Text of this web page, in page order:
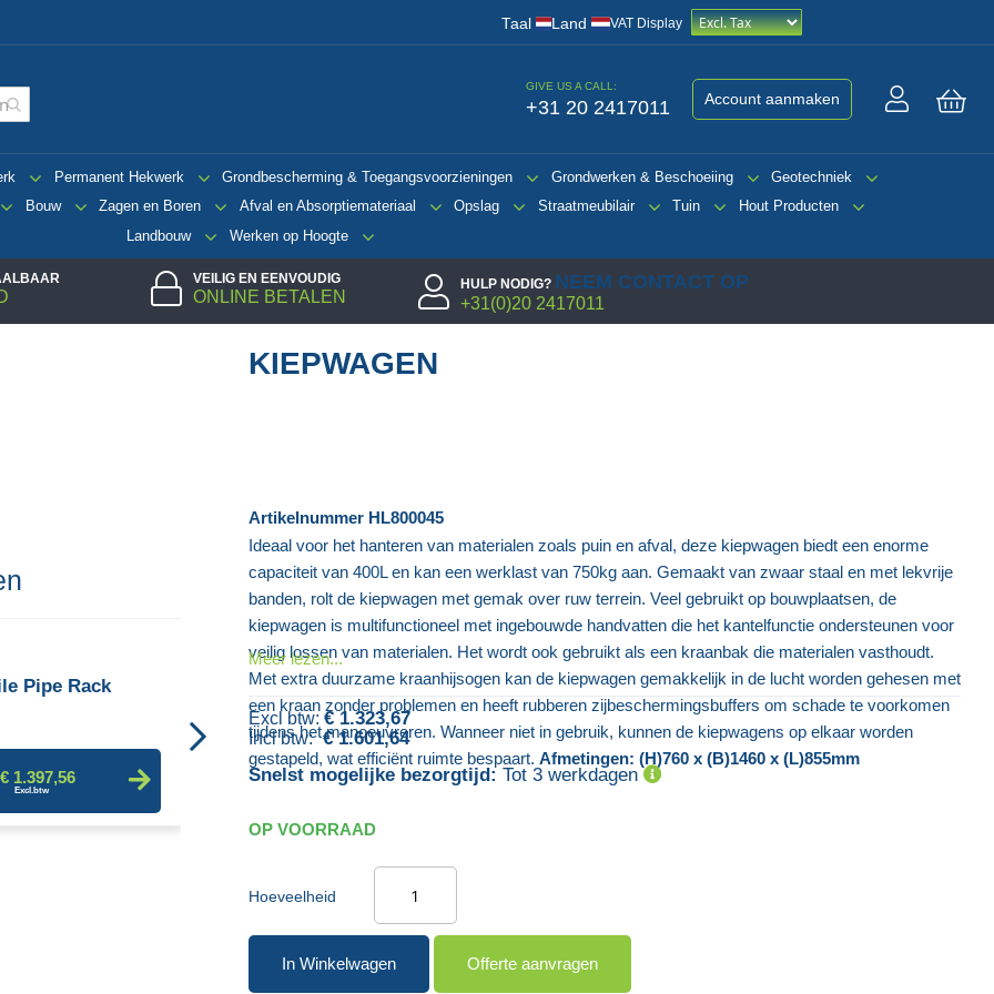
Taal/ Land VAT Display
GIVE US A CALL:
+31 20 2417011 Account aanmaken
Permanent Hekwerk Grondbescherming & Toegangsvoorzieningen Grondwerken & Beschoeiing
Geotechniek
Bouw Zagen en Boren Afval en Absorptiemateriaal Opslag Straatmeubilair Tuin
Hout Producten
Landbouw
Werken op Hoogte
VEILIG EN EENVOUDIG
ONLINE BETALEN
HULP NODIG? NEEM CONTACT OP
+31(0)20 2417011
KIEPWAGEN
Pipe Rack
€ 1.397,56
Enkelvoudige Balkenwagen
€ 317,87
Plaatmateriaal Trolley
Artikelnummer HL800045
Ideaal voor het hanteren van materialen zoals puin en afval, deze kiepwagen biedt een enorme
capaciteit van 400Len kan een werklast van 750kg aan. Gemaakt van zwaar staal en met lekvrije
banden, rolt de kiepwagen met gemak over ruw terrein. Veel gebruikt op bouwplaatsen, de
kiepwagen is multifunctioneel met ingebouwde handvatten die het kantelfunctie ondersteunen voor
veilig lossen van materialen. Het wordt ook gebruikt als een kraanbak die materialen vasthoudt.
Met extra duurzame kraanhijsogen kan de kiepwagen gemakkelijk in de lucht worden gehesen met
een kraan zonder problemen en heeft rubberen zijbeschermingsbuffers om schade te voorkomen
tijdens het manoeuvreren. Wanneer niet in gebruik, kunnen de kiepwagens op elkaar worden
gestapeld, wat efficiënt ruimte bespaart. Afmetingen: (H)760 x (B)1460 x (L)855mm
Meer lezen...
€ 1.323,67
€ 1.601,64
Snelst mogelijke bezorgtijd: Tot 3 werkdagen
OP VOORRAAD
Hoeveelheid
In Winkelwagen Offerte aanvragen